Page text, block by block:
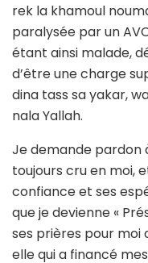
rek la khamoul
paralysée par un
étant ainsi malade,
d’être une charge
dina tass sa yakar,
nala Yallah.
Je demande pardon
toujours cru en moi,
confiance et ses
que je devienne «
ses prières pour moi
elle qui a financé